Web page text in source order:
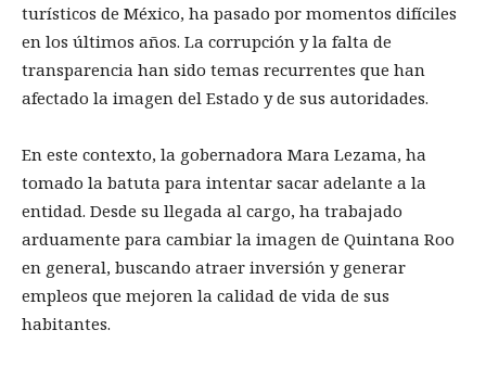
turísticos de México, ha pasado por momentos difíciles
en los últimos años. La corrupción y la falta de
transparencia han sido temas recurrentes que han
afectado la imagen del Estado y de sus autoridades.
En este contexto, la gobernadora Mara Lezama, ha
tomado la batuta para intentar sacar adelante a la
entidad. Desde su llegada al cargo, ha trabajado
arduamente para cambiar la imagen de Quintana Roo
en general, buscando atraer inversión y generar
empleos que mejoren la calidad de vida de sus
habitantes.